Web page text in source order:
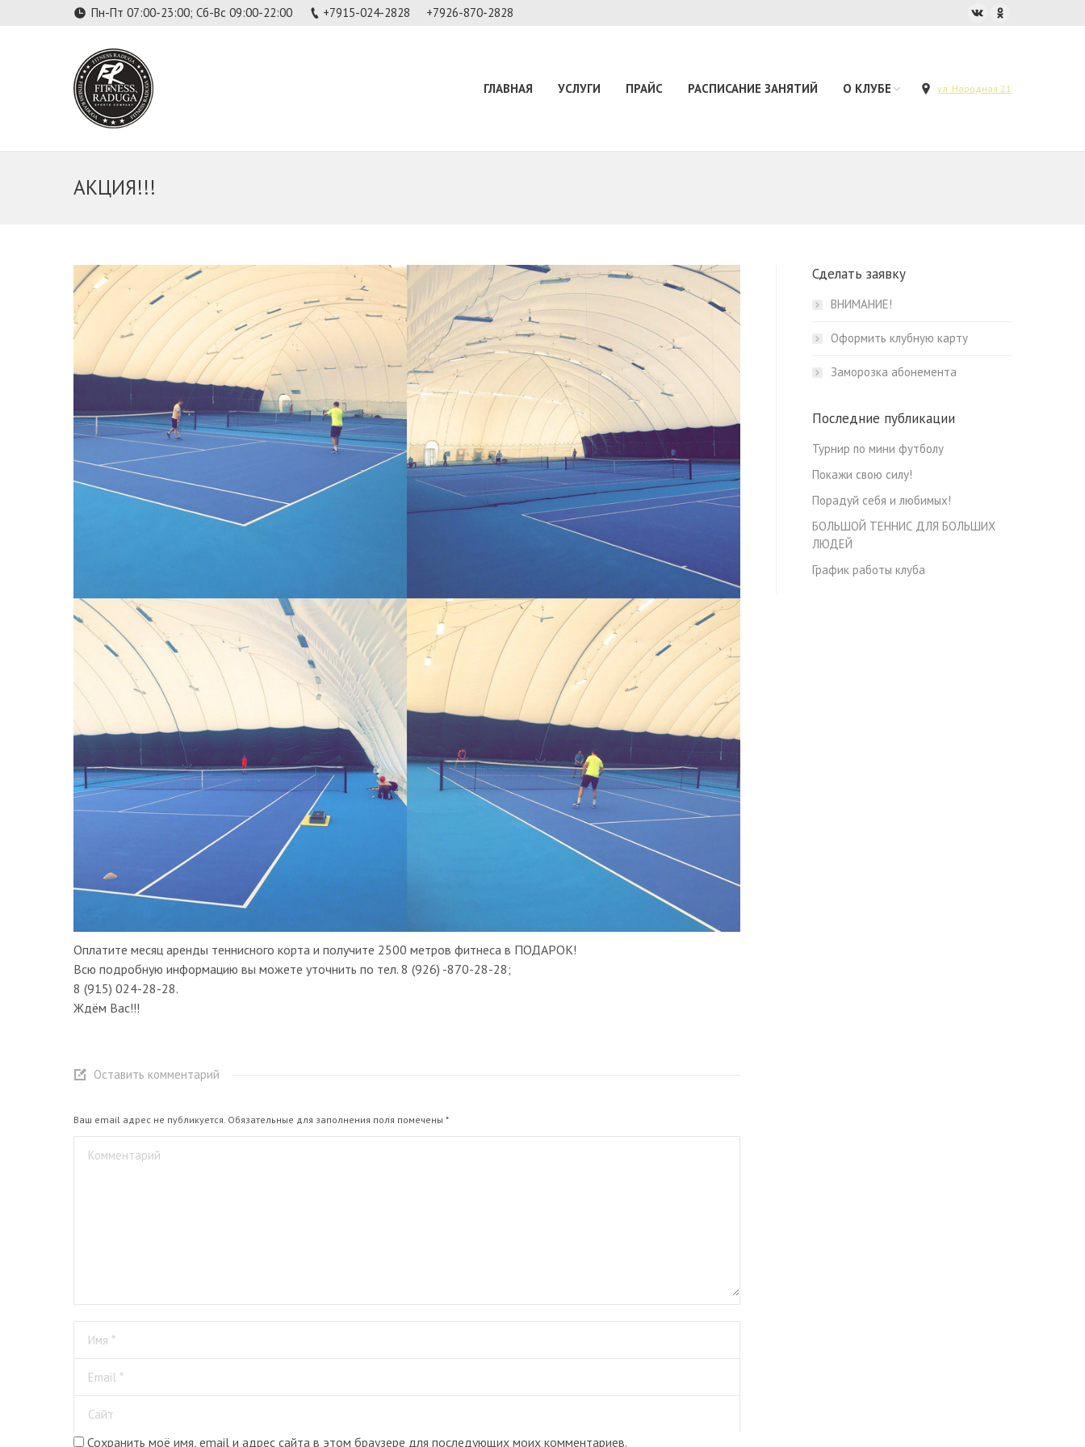
Пн-Пт 07:00-23:00; Сб-Вс 09:00-22:00 +7915-024-2828 +7926-870-2828
ГЛАВНАЯ УСЛУГИ ПРАЙС РАСПИСАНИЕ ЗАНЯТИЙ О КЛУБЕ ул. Народная 21
АКЦИЯ!!!
Оплатите месяц аренды теннисного корта и получите 2500 метров фитнеса в ПОДАРОК!
Всю подробную информацию вы можете уточнить по тел. 8 (926) -870-28-28;
8 (915) 024-28-28.
Ждём Вас!!!
Оставить комментарий
Ваш email адрес не публикуется. Обязательные для заполнения поля помечены *
Комментарий
Имя *
Email *
Сайт
Сохранить моё имя, email и адрес сайта в этом браузере для последующих моих комментариев.
Сделать заявку
ВНИМАНИЕ!
Оформить клубную карту
Заморозка абонемента
Последние публикации
Турнир по мини футболу
Покажи свою силу!
Порадуй себя и любимых!
БОЛЬШОЙ ТЕННИС ДЛЯ БОЛЬШИХ
ЛЮДЕЙ
График работы клуба